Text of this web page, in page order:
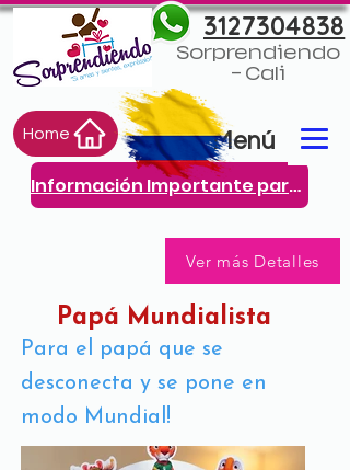
Home
3127304838
Menú
Información Importante para ti
Sorprendiendo
- Cali
Ver más Detalles
Papá Mundialista
Para el papá que se
desconecta y se pone en
modo Mundial!